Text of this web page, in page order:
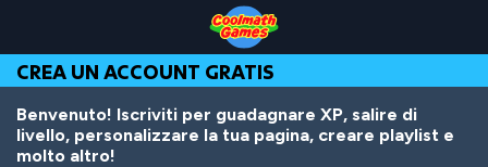
Top
of
Page
Navigation
Main
Content
Footer
contenuto
principale
CREA UN ACCOUNT GRATIS
Benvenuto! Iscriviti per guadagnare XP, salire di
livello, personalizzare la tua pagina, creare playlist e
molto altro!